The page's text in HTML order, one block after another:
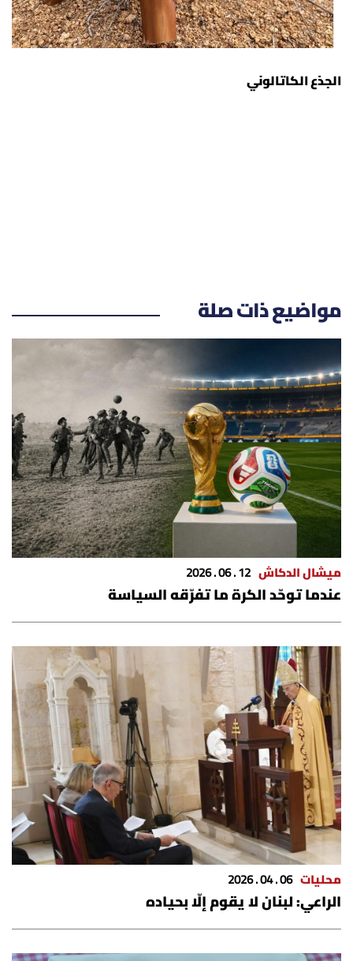
الجذع الكاتالوني
مواضيع ذات صلة
ميشال الدكاش 12 . 06 . 2026
عندما توحّد الكرة ما تفرّقه السياسة
محليات 06 . 04 . 2026
الراعي: لبنان لا يقوم إلّا بحياده